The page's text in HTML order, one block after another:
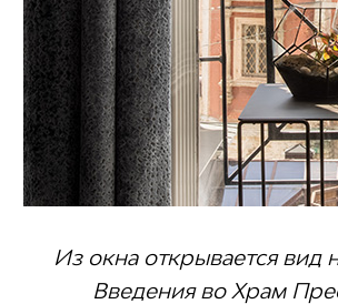
Из окна открывается вид
Введения во Храм